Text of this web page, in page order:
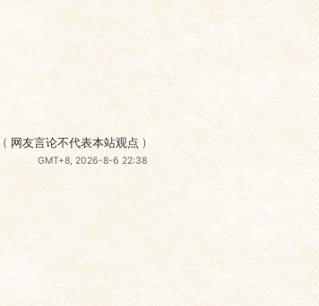
( 网友言论不代表本站观点 )
GMT+8, 2026-8-6 22:38